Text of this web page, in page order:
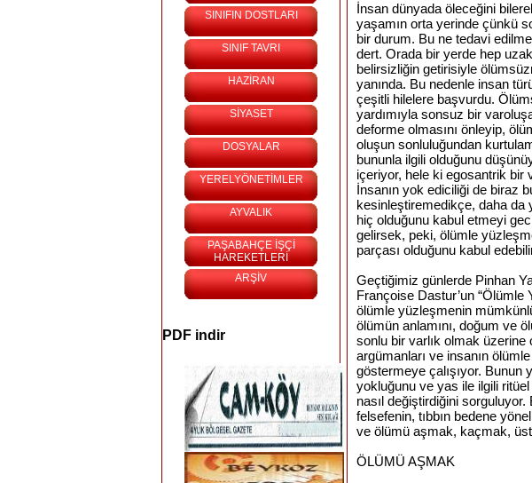
SINIFIN DOSTLARI
SINIF TAVRI
HAZİRAN
SİYASET
DOSYALAR
YERELYÖNETİMLER
AYVALIK
PAŞABAHÇE İŞÇİ
HAREKETLERİ
ARŞİV
PDF indir
İnsan dünyada öleceğini
yaşamın orta yerinde çünkü
bir durum. Bu ne tedavi
dert. Orada bir yerde hep
belirsizliğin getirisiyle
yanında. Bu nedenle insan
çeşitli hilelere başvurdu.
yardımıyla sonsuz bir
deforme olmasını önleyip,
oluşun sonluluğundan
bununla ilgili olduğunu
içeriyor, hele ki egosantrik bir
İnsanın yok ediciliği de biraz
kesinleştiremedikçe, daha da
hiç olduğunu kabul etmeyi
gelirsek, peki, ölümle
parçası olduğunu kabul
Geçtiğimiz günlerde Pinhan
Françoise Dastur’un “Ölümle
ölümle yüzleşmenin
ölümün anlamını, doğum ve
sonlu bir varlık olmak
argümanları ve insanın
göstermeye çalışıyor. Bunun
yokluğunu ve yas ile ilgili
nasıl değiştirdiğini
felsefenin, tıbbın bedene
ve ölümü aşmak, kaçmak,
ÖLÜMÜ AŞMAK